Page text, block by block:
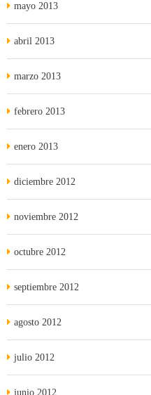
mayo 2013
abril 2013
marzo 2013
febrero 2013
enero 2013
diciembre 2012
noviembre 2012
octubre 2012
septiembre 2012
agosto 2012
julio 2012
junio 2012